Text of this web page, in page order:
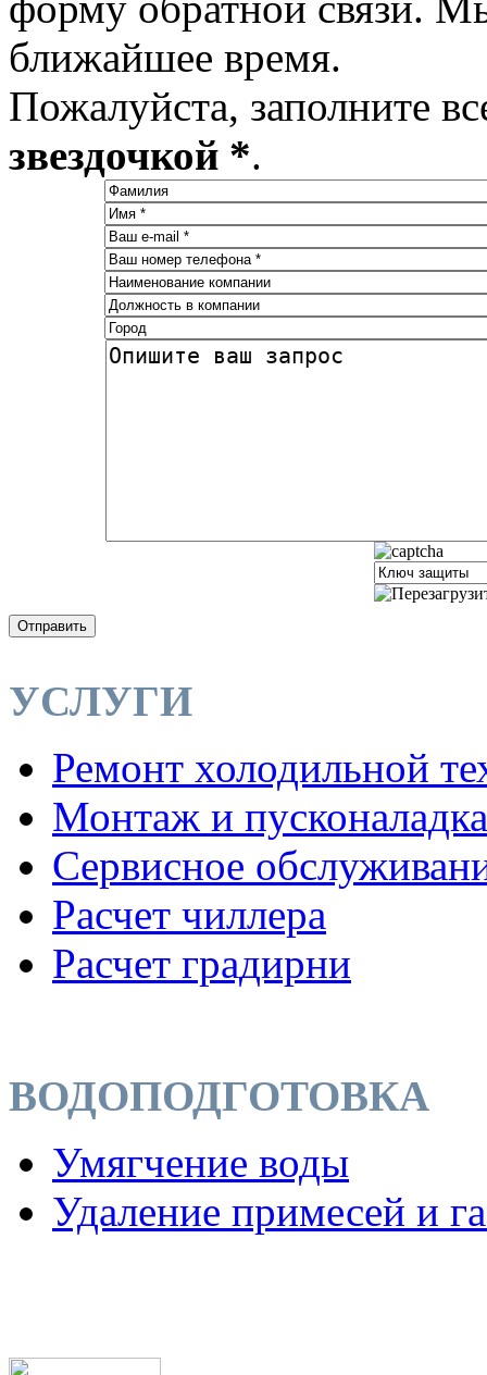
ближайшее время.
Пожалуйста, заполните
звездочкой *.
Отправить
УСЛУГИ
Ремонт холодильной
Монтаж и пусконаладка
Сервисное
Расчет чиллера
Расчет градирни
ВОДОПОДГОТОВКА
Умягчение воды
Удаление примесей и